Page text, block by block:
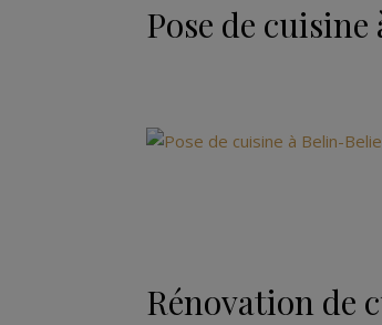
Pose de
Rénovation de